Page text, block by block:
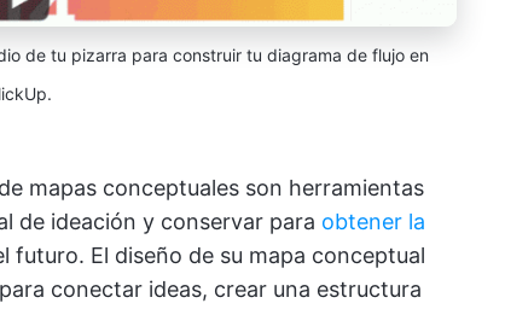
de tu pizarra para construir tu diagrama de flujo en
mapas conceptuales son herramientas
de ideación y conservar para obtener la
futuro. El diseño de su mapa conceptual
conectar ideas, crear una estructura